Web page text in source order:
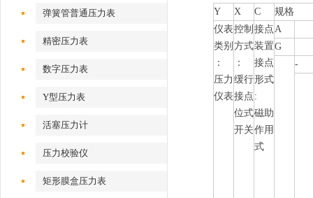
弹簧管普通压力表
精密压力表
数字压力表
Y型压力表
活塞压力计
压力校验仪
矩形膜盒压力表
Y
X C
规格
仪表
类别
：
压力
仪表
控制
方式
：
缓行
接点
位式
开关
接点
装置
接点
形式
:
磁助
作用
式
A
G
-